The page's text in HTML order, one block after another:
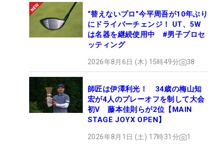
“替えないプロ”今平周吾が10年ぶり
にドライバーチェンジ！ UT、5W
は名器を継続使用中 #男子プロセ
ッティング
2026年8月6日 (木) 15時49分 38
師匠は伊澤利光！ 34歳の梅山知
宏が4人のプレーオフを制して大会
初V 藤本佳則らが2位【MAIN
STAGE JOYX OPEN】
2026年8月1日 (土) 17時31分 1